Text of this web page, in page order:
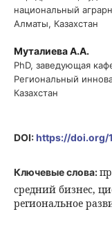
национальный
Алматы, Казахстан
Муталиева А.А.
PhD, заведующая
Региональный
Казахстан
DOI:https://doi.org/
Ключевые слова:
средний бизнес,
региональное